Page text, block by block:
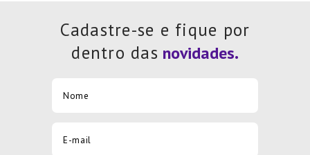
Cadastre-se e fique por
dentro das